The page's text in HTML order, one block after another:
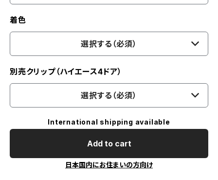
着色
選択する（必須）
別売クリップ（ハイエース4ドア）
選択する（必須）
International shipping available
Add to cart
日本国内にお住まいの方向け